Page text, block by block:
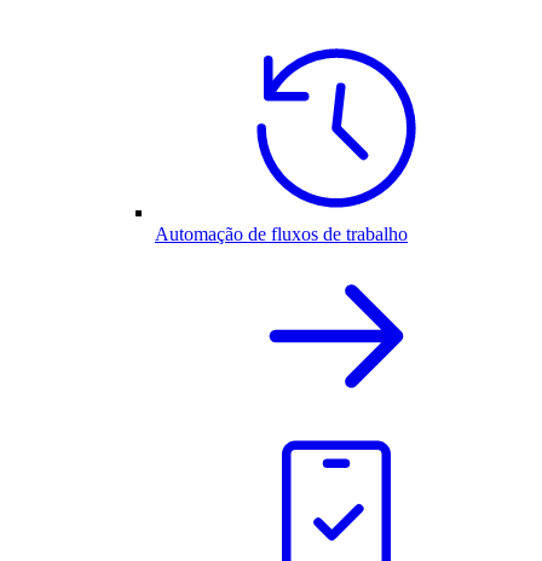
Automação de fluxos de trabalho